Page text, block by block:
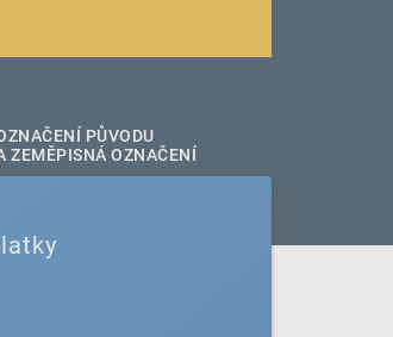
PŮVODU
ZEMĚPISNÁ OZNAČENÍ